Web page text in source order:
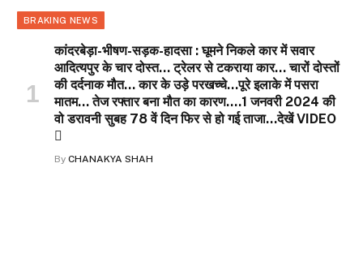
BRAKING NEWS
कांदरबेड़ा-भीषण-सड़क-हादसा : घूमने निकले कार में सवार
आदित्यपुर के चार दोस्त… ट्रेलर से टकराया कार… चारों दोस्तों
की दर्दनाक मौत… कार के उड़े परखच्चे…पूरे इलाके में पसरा
मातम… तेज रफ्तार बना मौत का कारण….1 जनवरी 2024 की
वो डरावनी सुबह 78 वें दिन फिर से हो गई ताजा…देखें VIDEO

By CHANAKYA SHAH